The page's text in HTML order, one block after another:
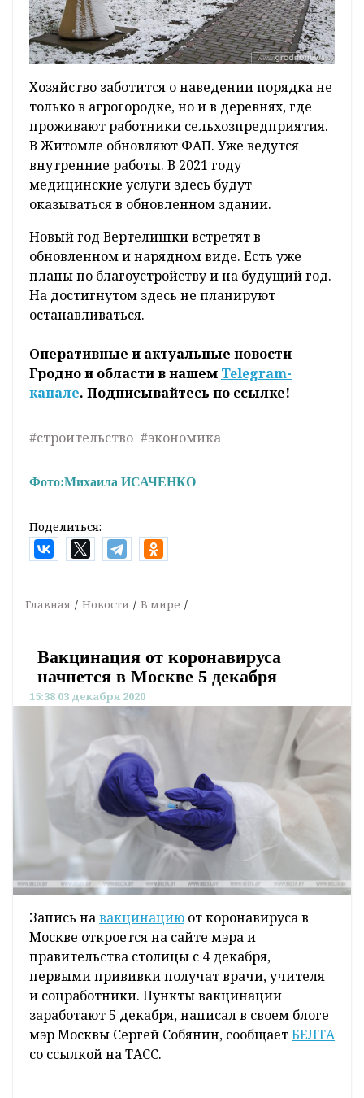
Хозяйство заботится о наведении порядка не
только в агрогородке, но и в деревнях, где
проживают работники сельхозпредприятия.
В Житомле обновляют ФАП. Уже ведутся
внутренние работы. В 2021 году
медицинские услуги здесь будут
оказываться в обновленном здании.
Новый год Вертелишки встретят в
обновленном и нарядном виде. Есть уже
планы по благоустройству и на будущий год.
На достигнутом здесь не планируют
останавливаться.
Оперативные и актуальные новости
Гродно и области в нашем Telegram-
канале. Подписывайтесь по ссылке!
#строительство #экономика
Фото:Михаила ИСАЧЕНКО
Поделиться:
Главная Новости В мире
Вакцинация от коронавируса
начнется в Москве 5 декабря
15:38 03 декабря 2020
Запись навакцинацию от коронавируса в
Москве откроется на сайте мэра и
правительства столицы с 4 декабря,
первыми прививки получат врачи, учителя
и соцработники. Пункты вакцинации
заработают 5 декабря, написал в своем блоге
мэр Москвы Сергей Собянин, сообщаетБЕЛТА
со ссылкой на ТАСС.